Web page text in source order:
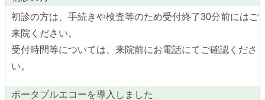
初診の方は、手続きや検査等のため受付終了30分前にはご
来院ください。
受付時間等については、来院前にお電話にてご確認くださ
い。
ポータブルエコーを導入しました